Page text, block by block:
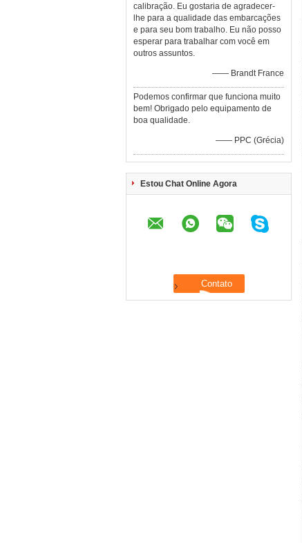
calibração. Eu gostaria de agradecer-
lhe para a qualidade das embarcações
e para seu bom trabalho. Eu não posso
esperar para trabalhar com você em
outros assuntos.
—— Brandt France
Podemos confirmar que funciona muito
bem! Obrigado pelo equipamento de
boa qualidade.
—— PPC (Grécia)
Estou Chat Online Agora